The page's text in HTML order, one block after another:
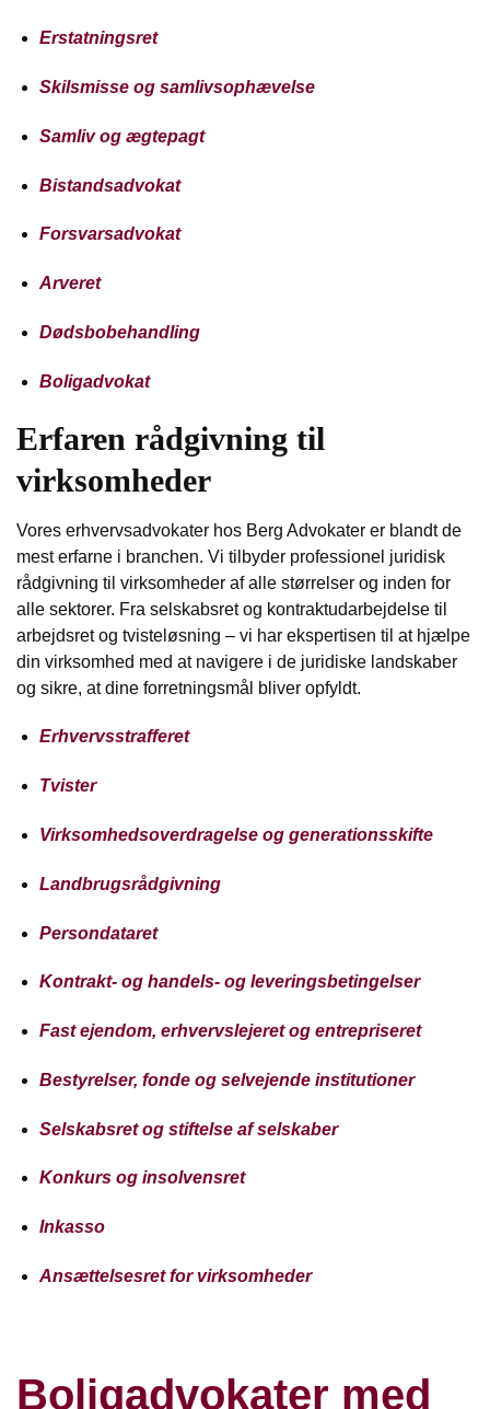
Erstatningsret
Skilsmisse og samlivsophævelse
Samliv og ægtepagt
Bistandsadvokat
Forsvarsadvokat
Arveret
Dødsbobehandling
Boligadvokat
Erfaren rådgivning til
virksomheder
Vores erhvervsadvokater hos Berg Advokater er blandt de
mest erfarne i branchen. Vi tilbyder professionel juridisk
rådgivning til virksomheder af alle størrelser og inden for
alle sektorer. Fra selskabsret og kontraktudarbejdelse til
arbejdsret og tvisteløsning – vi har ekspertisen til at hjælpe
din virksomhed med at navigere i de juridiske landskaber
og sikre, at dine forretningsmål bliver opfyldt.
Erhvervsstrafferet
Tvister
Virksomhedsoverdragelse og generationsskifte
Landbrugsrådgivning
Persondataret
Kontrakt- og handels- og leveringsbetingelser
Fast ejendom, erhvervslejeret og entrepriseret
Bestyrelser, fonde og selvejende institutioner
Selskabsret og stiftelse af selskaber
Konkurs og insolvensret
Inkasso
Ansættelsesret for virksomheder
Boligadvokater med